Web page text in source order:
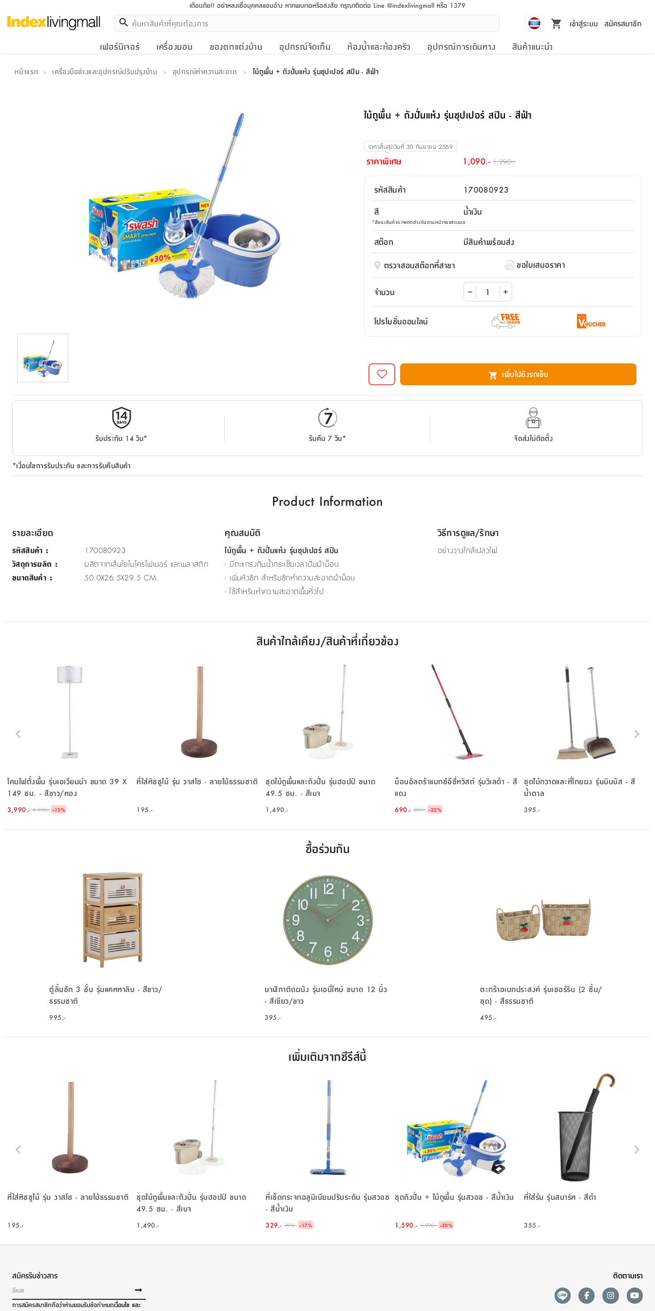
เตือนภัย!! อย่าหลงเชื่อบุคคลแอบอ้าง หากพบเจอหรือสงสัย กรุณาติดต่อ Line @indexlivingmall หรือ 1379
เข้าสู่ระบบ สมัครสมาชิก
เฟอร์นิเจอร์ เครื่องนอน ของตกแต่งบ้าน อุปกรณ์จัดเก็บ ห้องน้ำและห้องครัว อุปกรณ์การเดินทาง สินค้าแนะนำ
หน้าแรก > เครื่องมือช่างและอุปกรณ์ปรับปรุงบ้าน > อุปกรณ์ทำความสะอาด > ไม้ถูพื้น + ถังปั่นแห้ง รุ่นซุปเปอร์ สปิน - สีฟ้า
ไม้ถูพื้น + ถังปั่นแห้ง รุ่นซุปเปอร์ สปิน - สีฟ้า
ราคาสิ้นสุดวันที่ 30 กันยายน 2569
ราคาพิเศษ 1,090.- 1,290.-
รหัสสินค้า
170080923
สี
น้ำเงิน
*สีของสินค้าอาจแตกต่างกันตามหน้าจอแสดงผล
สต๊อก
มีสินค้าพร้อมส่ง
ตรวจสอบสต๊อกที่สาขา
ขอใบเสนอราคา
จำนวน
โปรโมชั่นออนไลน์
เพิ่มไปยังรถเข็น
รับประกัน 14 วัน* รับคืน 7 วัน* จัดส่งไม่ติดตั้ง
*เงื่อนไขการรับประกัน และการรับคืนสินค้า
Product Information
รายละเอียด
รหัสสินค้า :
170080923
วัสดุการผลิต :
ผลิตจากเส้นใยไมโครไฟเบอร์ และพลาสติก
ขนาดสินค้า : 50.0X26.5X29.5 CM.
คุณสมบัติ
ไม้ถูพื้น + ถังปั่นแห้ง รุ่นซุปเปอร์ สปิน
- มีตะแกรงกันน้ำกระเซ็นเวลาปั่นผ้าม็อบ
- เพิ่มหัวซัก สำหรับซักทำความสะอาดผ้าม็อบ
- ใช้สำหรับทำความสะอาดพื้นทั่วไป
วิธีการดูแล/รักษา
อย่างวางใกล้เปลวไฟ
สินค้าใกล้เคียง/สินค้าที่เกี่ยวข้อง
โคมไฟตั้งพื้น รุ่นเอเวียนน่า ขนาด 39 X
149 ซม. - สีขาว/ทอง
3,990.- 4,590.- -13%
ที่ใส่ทิชชูไม้ รุ่น วาสโซ - ลายไม้ธรรมชาติ
195.-
ชุดไม้ถูพื้นและถังปั่น รุ่นฮอปป์ ขนาด
49.5 ซม. - สีเบจ
1,490.-
ม็อบอัลตร้าแมกซ์อีซี่ทวิสต์ รุ่นวิเลด้า - สี
แดง
690.- 890.- -22%
ชุดไม้กวาดและที่โกยผง รุ่นนิมบัส - สี
น้ำตาล
395.-
ซื้อร่วมกัน
ตู้ลิ้นชัก 3 ชั้น รุ่นแคททาลิน - สีขาว/
ธรรมชาติ
995.-
นาฬิกาติดผนัง รุ่นเอนี่ไทม์ ขนาด 12 นิ้ว
- สีเขียว/ขาว
395.-
ตะกร้าอเนกประสงค์ รุ่นเชอร์ริน (2 ชิ้น/
ชุด) - สีธรรมชาติ
495.-
เพิ่มเติมจากซีรีส์นี้
ที่ใส่ทิชชูไม้ รุ่น วาสโซ - ลายไม้ธรรมชาติ
195.-
ชุดไม้ถูพื้นและถังปั่น รุ่นฮอปป์ ขนาด
49.5 ซม. - สีเบจ
1,490.-
ที่เช็ดกระจกอลูมิเนียมปรับระดับ รุ่นสวอช
- สีน้ำเงิน
329.- 399.- -17%
ชุดถังปั่น + ไม้ถูพื้น รุ่นสวอช - สีน้ำเงิน
1,590.- 1,990.- -20%
ที่ใส่ร่ม รุ่นสมาร์ท - สีดำ
355.-
สมัครรับข่าวสาร
การสมัครสมาชิกถือว่าท่านยอมรับข้อกำหนดเงื่อนไข และ
ติดตามเรา